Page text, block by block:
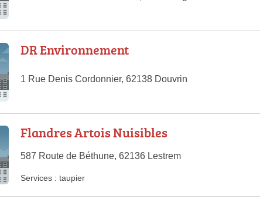
DR Environnement
1 Rue Denis Cordonnier, 62138 Douvrin
Flandres Artois Nuisibles
587 Route de Béthune, 62136 Lestrem
Services : taupier